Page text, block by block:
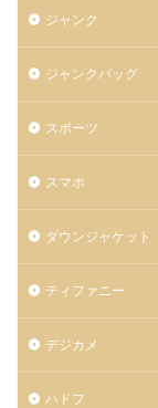
ジャンク
ジャンクバッグ
スポーツ
スマホ
ダウンジャケット
ティファニー
デジカメ
ハドフ